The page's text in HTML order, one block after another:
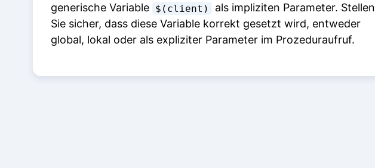
generische Variable $(client)
als impliziten Parameter. Stellen
Sie sicher, dass diese Variable korrekt gesetzt wird, entweder
global, lokal oder als expliziter Parameter im Prozeduraufruf.